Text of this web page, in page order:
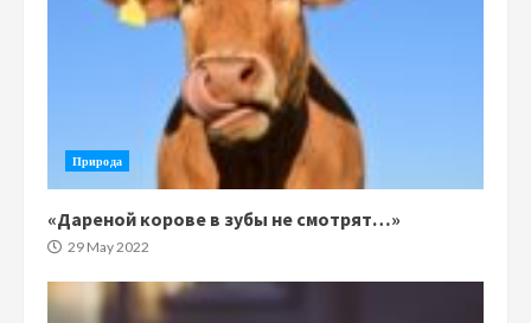
Природа
«Дареной корове в зубы не смотрят…»
29 May 2022